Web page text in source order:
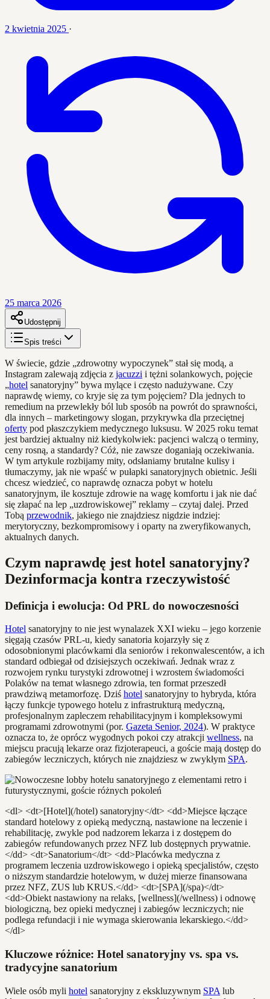
2 kwietnia 2025 ·
25 marca 2026
Udostępnij
Spis treści
W świecie, gdzie „zdrowotny wypoczynek” stał się modą, a
Instagram zalewają zdjęcia z jacuzzi i tężni solankowych, pojęcie
„hotel sanatoryjny” bywa mylące i często nadużywane. Czy
naprawdę wiemy, co kryje się za tym pojęciem? Dla jednych to
remedium na przewlekły ból lub sposób na powrót do sprawności,
dla innych – marketingowy slogan, przykrywka dla przeciętnej
oferty pod płaszczykiem medycznego luksusu. W 2025 roku temat
jest bardziej aktualny niż kiedykolwiek: pacjenci walczą o terminy,
ceny rosną, a standardy? Cóż, nie zawsze doganiają oczekiwania.
W tym artykule rozbijamy mity, odsłaniamy brutalne kulisy i
tłumaczymy, jak nie wpaść w pułapki sanatoryjnych obietnic. Jeśli
chcesz wiedzieć, co naprawdę oznacza pobyt w hotelu
sanatoryjnym, ile kosztuje zdrowie na wagę komfortu i jak nie dać
się złapać na lep „uzdrowiskowej” reklamy – czytaj dalej. Przed
Tobą przewodnik, jakiego nie znajdziesz nigdzie indziej:
merytoryczny, bezkompromisowy i oparty na zweryfikowanych,
aktualnych danych.
Czym naprawdę jest hotel sanatoryjny?
Dezinformacja kontra rzeczywistość
Definicja i ewolucja: Od PRL do nowoczesności
Hotel sanatoryjny to nie jest wynalazek XXI wieku – jego korzenie
sięgają czasów PRL-u, kiedy sanatoria kojarzyły się z
odosobnionymi placówkami dla seniorów i rekonwalescentów, a ich
standard odbiegał od dzisiejszych oczekiwań. Jednak wraz z
rozwojem rynku turystyki zdrowotnej i wzrostem świadomości
Polaków na temat własnego zdrowia, ten format przeszedł
prawdziwą metamorfozę. Dziś hotel sanatoryjny to hybryda, która
łączy funkcje typowego hotelu z infrastrukturą medyczną,
profesjonalnym zapleczem rehabilitacyjnym i kompleksowymi
programami zdrowotnymi (por. Gazeta Senior, 2024). W praktyce
oznacza to, że oprócz wygodnych pokoi czy atrakcji wellness, na
miejscu pracują lekarze oraz fizjoterapeuci, a goście mają dostęp do
zabiegów leczniczych, których nie znajdziesz w zwykłym SPA.
<dl> <dt>[Hotel](/hotel) sanatoryjny</dt> <dd>Miejsce łączące
standard hotelowy z opieką medyczną, nastawione na leczenie i
rehabilitację, zwykle pod nadzorem lekarza i z dostępem do
zabiegów refundowanych przez NFZ lub dostępnych prywatnie.
</dd> <dt>Sanatorium</dt> <dd>Placówka medyczna z
programem leczenia uzdrowiskowego i opieką specjalistów, często
o niższym standardzie hotelowym, w dużej mierze finansowana
przez NFZ, ZUS lub KRUS.</dd> <dt>[SPA](/spa)</dt>
<dd>Obiekt nastawiony na relaks, [wellness](/wellness) i odnowę
biologiczną, bez opieki medycznej i zabiegów leczniczych; nie
podlega refundacji i nie wymaga skierowania lekarskiego.</dd>
</dl>
Kluczowe różnice: Hotel sanatoryjny vs. spa vs.
tradycyjne sanatorium
Wiele osób myli hotel sanatoryjny z ekskluzywnym SPA lub